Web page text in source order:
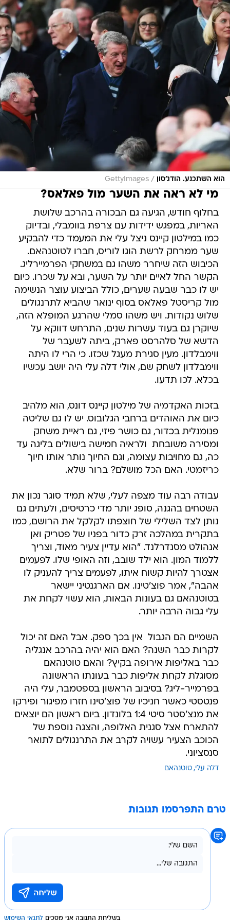
הוא השתכנע. הודג'סון /
GettyImages
מי לא ראה את השער מול פאלאס?
בחלוף חודש, הגיעה גם הבכורה בהרכב שלושת
האריות, במפגש ידידות עם צרפת בוומבלי, ובדיוק
כמו במילטון קיינס ניצל עלי את המעמד כדי להבקיע
שער ממרחק לרשת הוגו לוריס, חברו לטוטנהאם.
הכיבוש הזה שיחרר משהו גם במשחקי הפרמיירליג.
הקשר החל לאיים יותר על השער, ובא על שכרו. כיום
יש לו כבר שבעה שערים, כולל הביצוע עוצר הנשימה
מול קריסטל פאלאס בסוף ינואר שהביא לתרנגולים
שלוש נקודות. ויש משהו סמלי שהרגע המופלא הזה,
שיוקרן גם בעוד עשרות שנים, התרחש דווקא על
הדשא של סלהרסט פארק, ביתה לשעבר של
ווימבלדון. מעין סגירת מעגל שכזו. כי הרי לו היתה
ווימבלדון לשחק שם, אולי דלה עלי היה יושב עכשיו
בכלא. לכו תדעו.
בזכות האקדמיה של מילטון קיינס דונס, הוא מלהיב
כיום את האוהדים ברחבי הגלובוס. יש לו גם שליטה
פנומנלית בכדור, גם כושר פיזי, גם ראיית משחק
ומסירה משובחת  ולראיה חמישה בישולים בליגה עד
כה, גם מחויבות עצומה, וגם החיוך נותר אותו חיוך
כריזמטי. האם הכל מושלם? ברור שלא.
עבודה רבה עוד מצפה לעלי, שלא תמיד סוגר נכון את
השטחים בהגנה, סופג יותר מדי כרטיסים, ולעתים גם
נותן לצד השלילי של חוצפתו לקלקל את הרושם, כמו
בתקרית במהלכה זרק כדור בפניו של פטריק ואן
אנהולט מסנדרלנד. "הוא עדיין צעיר מאוד, וצריך
ללמוד המון. הוא ילד שובב, וזה האופי שלו. לפעמים
אצטרך להיות קשוח איתו, לפעמים צריך להעניק לו
אהבה", אמר פוצ'טינו. אם הארגנטיני יישאר
בטוטנהאם גם בעונות הבאות, הוא עשוי לקחת את
עלי גבוה הרבה יותר.
השמיים הם הגבול  אין בכך ספק. אבל האם זה יכול
לקרות כבר השנה? האם הוא יהיה בהרכב אנגליה
כבר באליפות אירופה בקיץ? והאם טוטנהאם
מסוגלת לקחת אליפות כבר בעונתו הראשונה
בפרמייר-ליג? בסיבוב הראשון בספטמבר, עלי היה
פנטסטי כאשר חניכיו של פוצ'טינו חזרו מפיגור ופירקו
את מנצ'סטר סיטי 1:4 בלונדון. ביום ראשון הם יוצאים
להתארח אצל סגנית האלופה, והצגה נוספת של
הכוכב הצעיר עשויה לקרב את התרנגולים לתואר
סנסציוני.
דלה עלי טוטנהאם
טרם התפרסמו תגובות
בשליחת התגובה אני מסכים לתנאי השימוש